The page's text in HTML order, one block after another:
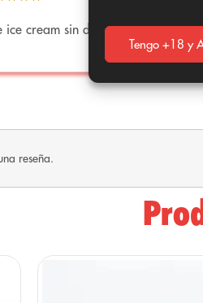
Tengo +18 y
de semillas certificadas en la
ni inhalar
por lote están disponibles en
CBD conserve su textura y
21°C. El calor excesivo
cream sin duda una resina
reseña.